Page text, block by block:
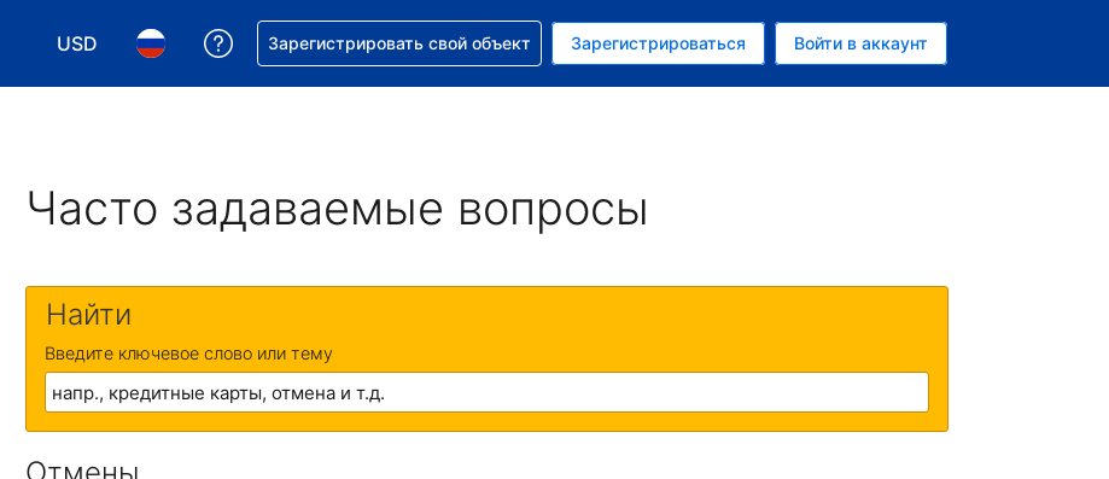
USD
Выберите валюту. Текущая валюта — Доллар США
Выберите язык. Текущий язык — На русском
Получите помощь с бронированием
Зарегистрировать свой объект Зарегистрироваться Войти в аккаунт
Часто задаваемые вопросы
Найти
Введите ключевое слово или тему